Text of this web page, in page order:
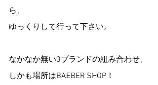
ら、
ゆっくりして行って下さい。
なかなか無い3ブランドの組み合わせ、
しかも場所はBAEBER SHOP！